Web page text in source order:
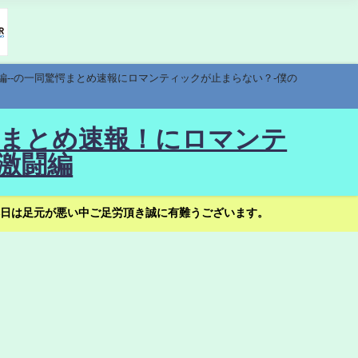
の一同驚愕まとめ速報にロマンティックが止まらない？-僕の
とめ速報！にロマンテ
闘編
足元が悪い中ご足労頂き誠に有難うございます。